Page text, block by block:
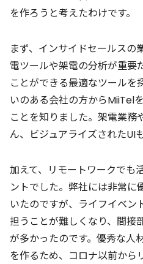
を作ろうと考えたわけです。
まず、インサイドセールスの
電ツールや架電の分析が重要
ことができる最適なツール
いのある会社の方からMiiTel
ことを知りました。架電業務
ん、ビジュアライズされたUI
加えて、リモートワークでも
ントでした。弊社には非常に
いたのですが、ライフイベン
担うことが難しくなり、間接
が多かったのです。優秀な人
を作るため、コロナ以前から